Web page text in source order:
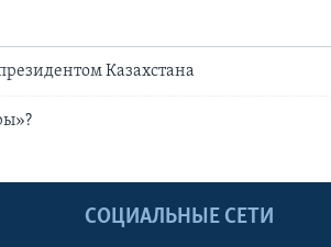
Казахстана
СОЦИАЛЬНЫЕ СЕТИ